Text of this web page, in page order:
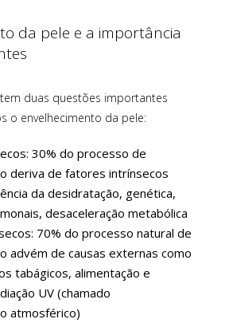
da pele e a importância
duas questões importantes
o envelhecimento da pele:
30% do processo de
deriva de fatores intrínsecos
da desidratação, genética,
desaceleração metabólica
70% do processo natural de
advém de causas externas como
tabágicos, alimentação e
UV (chamado
atmosférico)